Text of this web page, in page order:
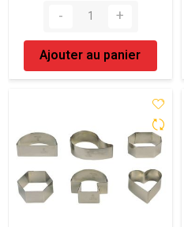
Ajouter au panier